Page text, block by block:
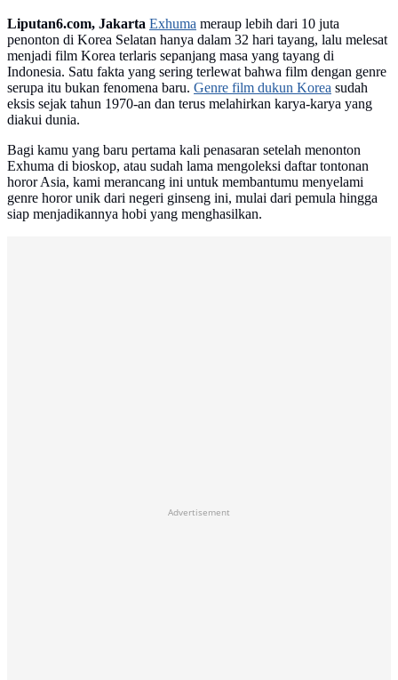
Liputan6.com, Jakarta Exhuma meraup lebih dari 10 juta
penonton di Korea Selatan hanya dalam 32 hari tayang, lalu melesat
menjadi film Korea terlaris sepanjang masa yang tayang di
Indonesia. Satu fakta yang sering terlewat bahwa film dengan genre
serupa itu bukan fenomena baru. Genre film dukun Korea sudah
eksis sejak tahun 1970-an dan terus melahirkan karya-karya yang
diakui dunia.
Bagi kamu yang baru pertama kali penasaran setelah menonton
Exhuma di bioskop, atau sudah lama mengoleksi daftar tontonan
horor Asia, kami merancang ini untuk membantumu menyelami
genre horor unik dari negeri ginseng ini, mulai dari pemula hingga
siap menjadikannya hobi yang menghasilkan.
Advertisement